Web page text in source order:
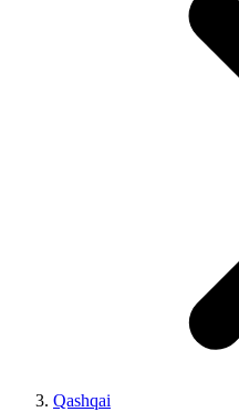
Qashqai